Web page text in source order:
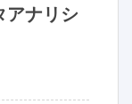
アナリシ